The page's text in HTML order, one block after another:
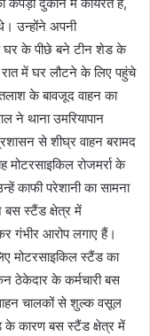
कपड़ा दुकान में कार्यरत हैं,
उन्होंने अपनी
घर के पीछे बने टीन शेड के
में घर लौटने के लिए पहुंचे
के बावजूद वाहन का
ने थाना उमरियापान
से शीघ्र वाहन बरामद
रोजमर्रा के
काफी परेशानी का सामना
बस स्टैंड क्षेत्र में
गंभीर आरोप लगाए हैं।
मोटरसाइकिल स्टैंड का
ठेकेदार के कर्मचारी बस
चालकों से शुल्क वसूल
के कारण बस स्टैंड क्षेत्र में